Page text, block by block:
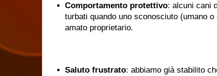
Comportamento protettivo: alcuni cani
turbati quando uno sconosciuto (umano
amato proprietario.
Saluto frustrato: abbiamo già stabilito